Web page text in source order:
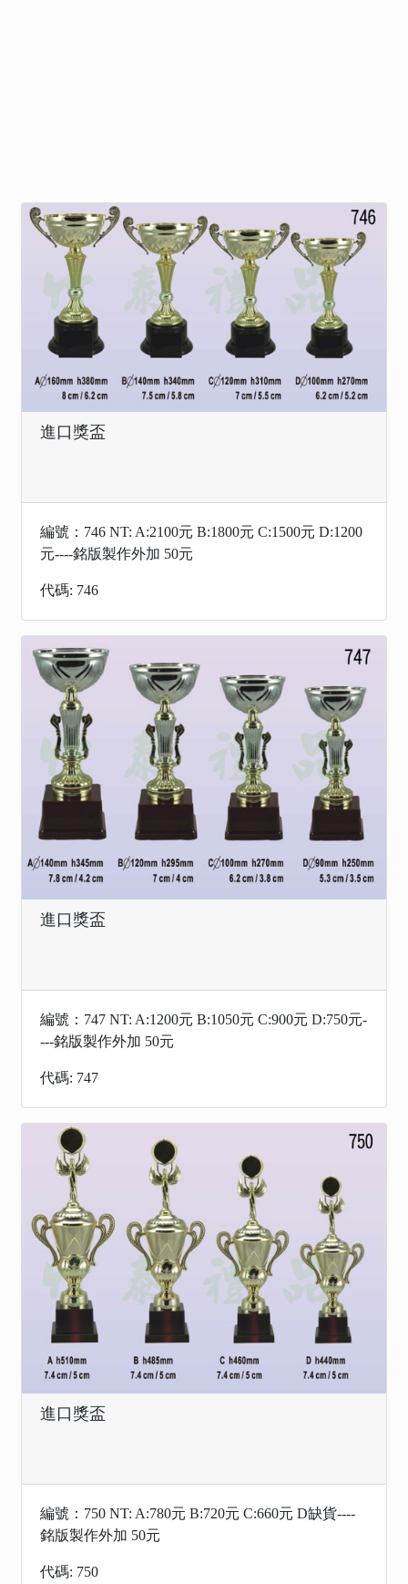
進口獎盃
編號：746 NT: A:2100元 B:1800元 C:1500元 D:1200
元----銘版製作外加 50元
代碼: 746
進口獎盃
編號：747 NT: A:1200元 B:1050元 C:900元 D:750元-
---銘版製作外加 50元
代碼: 747
進口獎盃
編號：750 NT: A:780元 B:720元 C:660元 D缺貨----
銘版製作外加 50元
代碼: 750